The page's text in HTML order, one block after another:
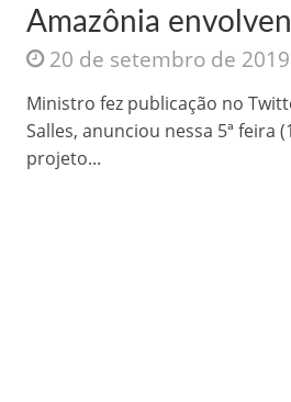
Jesus Sociedade Anônima, Como usam o
Amazônia
20 de setembro de 2019
Ministro fez publicação no
Salles, anunciou nessa 5ª feira
projeto...